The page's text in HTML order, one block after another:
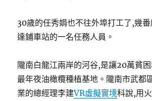
30歲的任秀娟也不往外埠打工了,幾
達鋪車站的一名任務人員。
隴南白龍江兩岸的河谷,是讓20萬貧
最年夜油橄欖種植基地。隴南市武都
業的總經理李建VR虛擬實境科說,用